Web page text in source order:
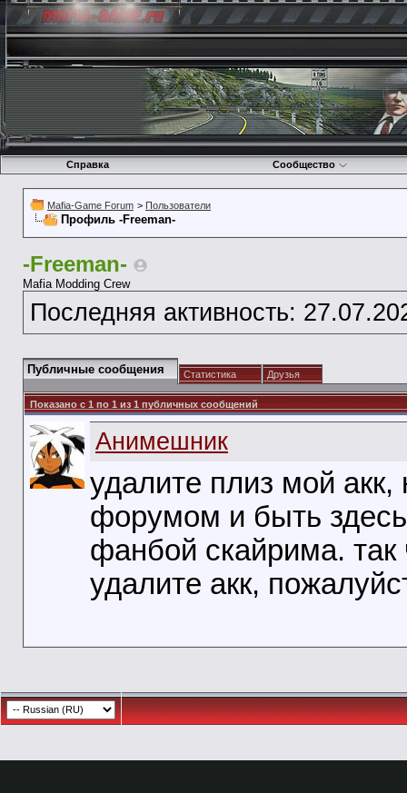
Справка Сообщество
Mafia-Game Forum > Пользователи
Профиль -Freeman-
-Freeman-
Mafia Modding Crew
Последняя активность:
Публичные сообщения Статистика Друзья
Показано с 1 по1из1публичных сообщений
Анимешник
удалите плиз мой
форумом и быть
фанбой скайрима. так
удалите акк,